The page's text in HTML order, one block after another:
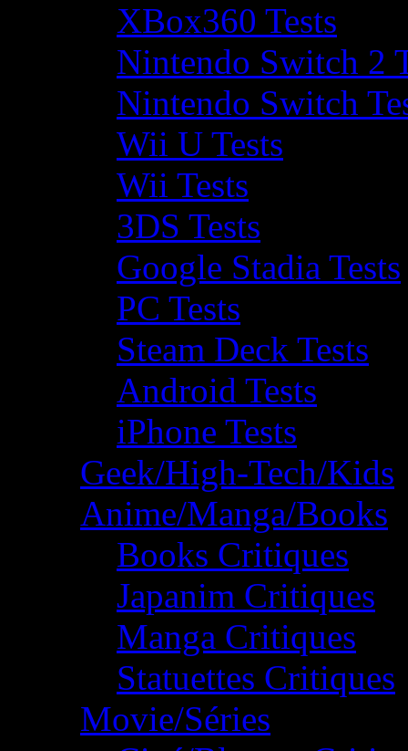
XBox360 Tests
Nintendo Switch 2
Nintendo Switch
Wii U Tests
Wii Tests
3DS Tests
Google Stadia Tests
PC Tests
Steam Deck Tests
Android Tests
iPhone Tests
Geek/High-Tech/Kids
Anime/Manga/Books
Books Critiques
Japanim Critiques
Manga Critiques
Statuettes Critiques
Movie/Séries